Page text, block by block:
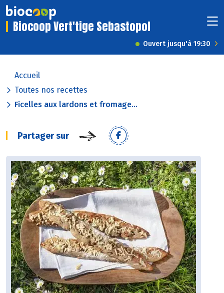
Biocoop Vert'tige Sebastopol
Ouvert jusqu'à 19:30
Accueil
Toutes nos recettes
Ficelles aux lardons et fromage...
Partager sur